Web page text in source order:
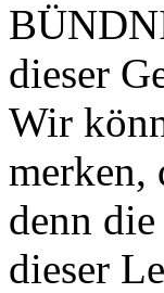
dieser
Wir
merken,
denn
dieser